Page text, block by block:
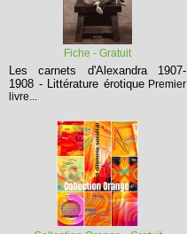
Fiche - Gratuit
Les carnets d'Alexandra 1907-
1908 - Littérature érotique Premier
livre...